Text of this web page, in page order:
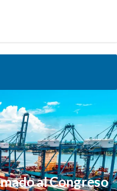
al Congreso